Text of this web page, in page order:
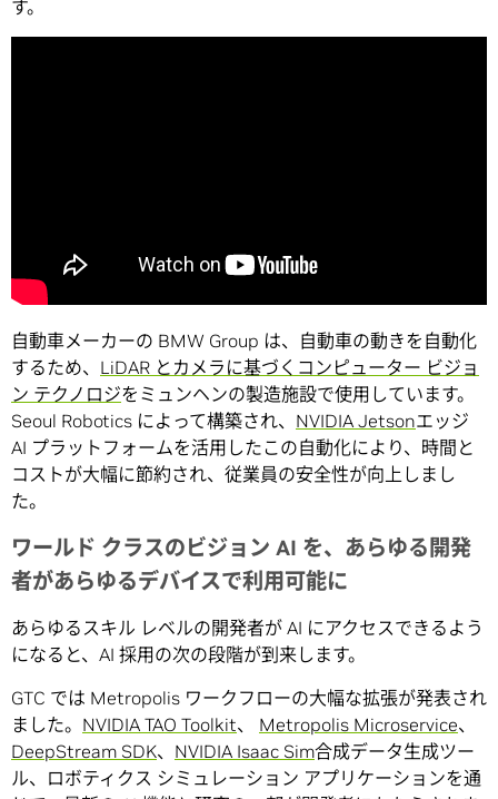
す。
自動車メーカーの BMW Group は、自動車の動きを自動化
するため、 LiDAR とカメラに基づくコンピューター ビジョ
ン テクノロジをミュンヘンの製造施設で使用しています。
Seoul Robotics によって構築され、 NVIDIA Jetsonエッジ
AI プラットフォームを活用したこの自動化により、時間と
コストが大幅に節約され、従業員の安全性が向上しまし
た。
ワールド クラスのビジョン AI を、あらゆる開発
者があらゆるデバイスで利用可能に
あらゆるスキル レベルの開発者が AI にアクセスできるよう
になると、AI 採用の次の段階が到来します。
GTC では Metropolis ワークフローの大幅な拡張が発表され
ました。 NVIDIA TAO Toolkit、 Metropolis Microservice、
DeepStream SDK、 NVIDIA Isaac Sim合成データ生成ツー
ル、ロボティクス シミュレーション アプリケーションを通